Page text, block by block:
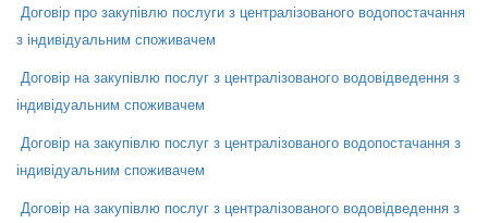
Договір про закупівлю послуги з централізованого водопостачання
з індивідуальним споживачем
Договір на закупівлю послуг з централізованого водовідведення з
індивідуальним споживачем
Договір на закупівлю послуг з централізованого водопостачання з
індивідуальним споживачем
Договір на закупівлю послуг з централізованого водовідведення з